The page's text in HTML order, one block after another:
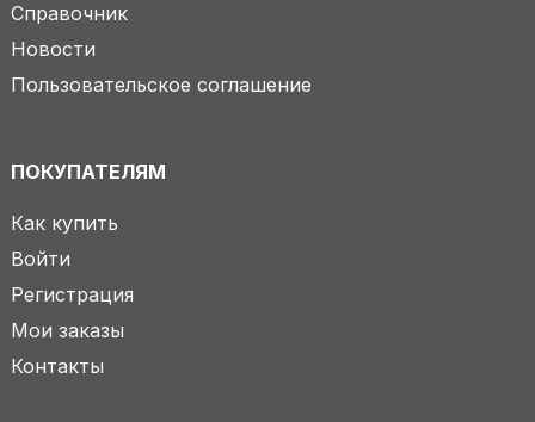
Справочник
Новости
Пользовательское соглашение
ПОКУПАТЕЛЯМ
Как купить
Войти
Регистрация
Мои заказы
Контакты